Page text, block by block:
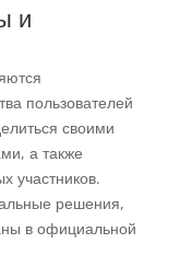
и
пользователей
своими
а также
участников.
решения,
в официальной